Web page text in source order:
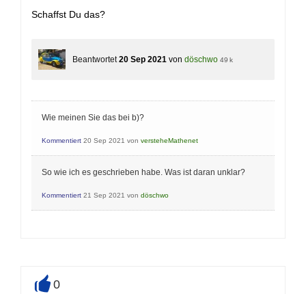
Schaffst Du das?
Beantwortet 20 Sep 2021 von döschwo 49 k
Wie meinen Sie das bei b)?
Kommentiert 20 Sep 2021 von versteheMathenet
So wie ich es geschrieben habe. Was ist daran unklar?
Kommentiert 21 Sep 2021 von döschwo
0